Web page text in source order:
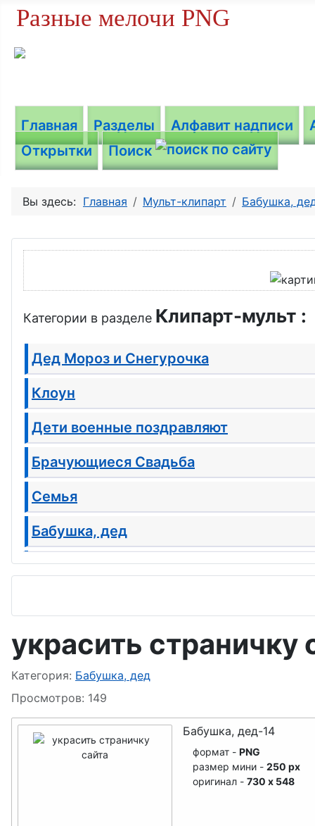
Разные мелочи PNG
Главная Разделы Алфавит надписи
Открытки
Поиск
Вы здесь: Главная Мульт-клипарт Бабушка,
Категории в разделе Клипарт-мульт :
Дед Мороз и Снегурочка
Клоун
Дети военные поздравляют
Брачующиеся Свадьба
Семья
Бабушка, дед
Будущая мама
Снеговик
Бабка-Ёжка
Ведьма
Гномы
украсить страничку
Информация о материале
Категория: Бабушка, дед
Просмотров: 149
Бабушка, дед-14
формат - PNG
размер мини - 250 px
оригинал - 730 x 548